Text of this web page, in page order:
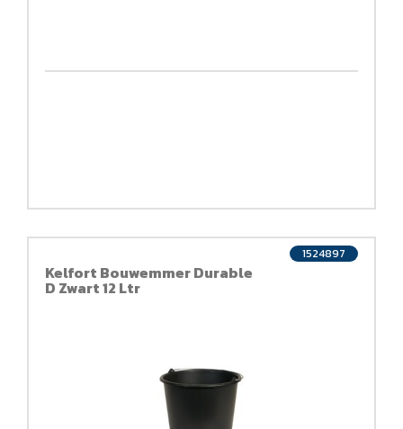
Kelfort Bouwemmer Durable
D Zwart 12 Ltr
1524897